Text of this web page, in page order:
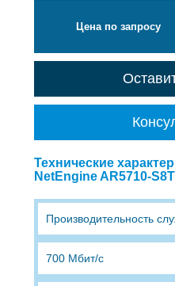
Цена по запросу
Технические
NetEngine AR5710-
Производительность
700 Мбит/с